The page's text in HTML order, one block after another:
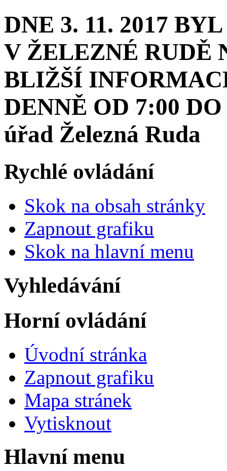
DNE 3. 11. 2017
V ŽELEZNÉ RUDĚ
BLIŽŠÍ
DENNĚ OD 7:00
úřad Železná Ruda
Rychlé ovládání
Skok na obsah stránky
Zapnout grafiku
Skok na hlavní menu
Vyhledávání
Horní ovládání
Úvodní stránka
Zapnout grafiku
Mapa stránek
Vytisknout
Hlavní menu